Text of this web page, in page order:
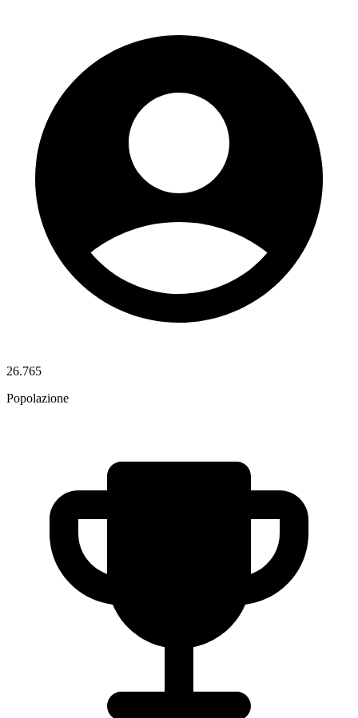
26.765
Popolazione